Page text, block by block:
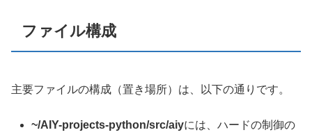
ファイル構成
主要ファイルの構成（置き場所）は、以下の通りです。
~/AIY-projects-python/src/aiyには、ハードの制御の